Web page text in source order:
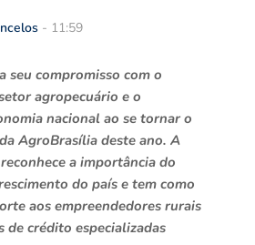
- 11:59
seu compromisso com o
agropecuário e o
nacional ao se tornar o
AgroBrasília deste ano. A
a importância do
do país e tem como
aos empreendedores rurais
de crédito especializadas